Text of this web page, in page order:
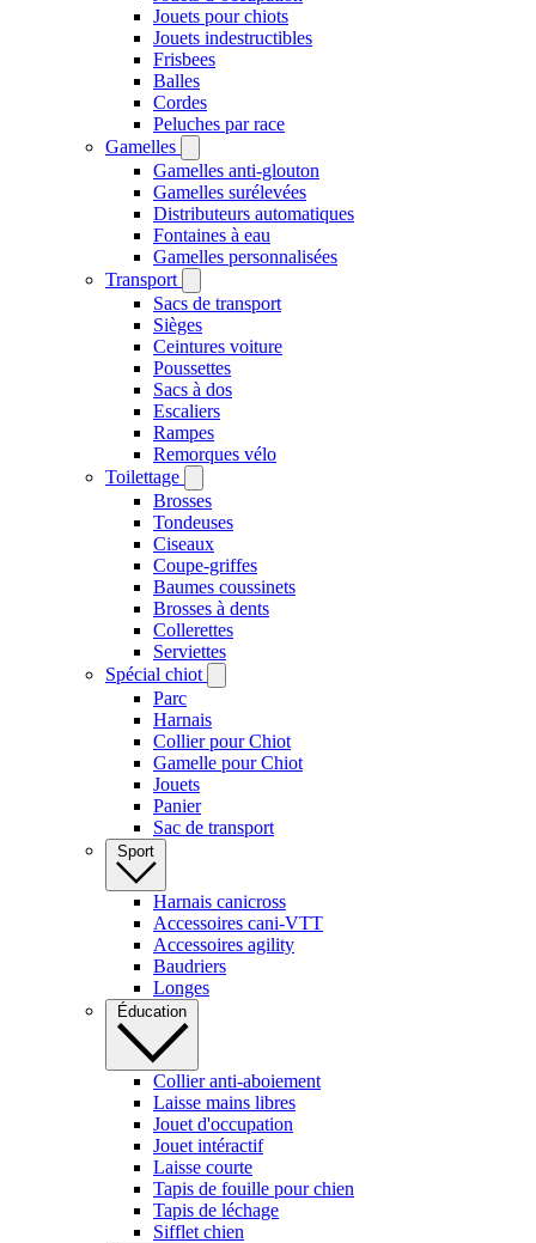
Jouets pour chiots
Jouets indestructibles
Frisbees
Balles
Cordes
Peluches par race
Gamelles
Gamelles anti-glouton
Gamelles surélevées
Distributeurs automatiques
Fontaines à eau
Gamelles personnalisées
Transport
Sacs de transport
Sièges
Ceintures voiture
Poussettes
Sacs à dos
Escaliers
Rampes
Remorques vélo
Toilettage
Brosses
Tondeuses
Ciseaux
Coupe-griffes
Baumes coussinets
Brosses à dents
Collerettes
Serviettes
Spécial chiot
Parc
Harnais
Collier pour Chiot
Gamelle pour Chiot
Jouets
Panier
Sac de transport
Sport
Harnais canicross
Accessoires cani-VTT
Accessoires agility
Baudriers
Longes
Éducation
Collier anti-aboiement
Laisse mains libres
Jouet d'occupation
Jouet intéractif
Laisse courte
Tapis de fouille pour chien
Tapis de léchage
Sifflet chien